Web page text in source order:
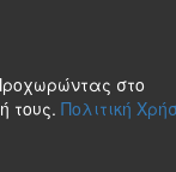
στο
τους. Πολιτική